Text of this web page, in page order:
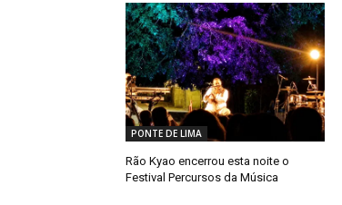
PONTE DE LIMA
Rão Kyao encerrou esta noite o
Festival Percursos da Música